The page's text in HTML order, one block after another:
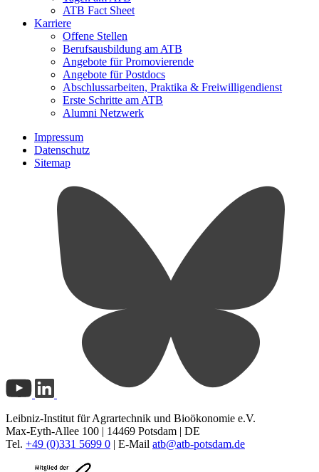
ATB Fact Sheet
Karriere
Offene Stellen
Berufsausbildung am ATB
Angebote für Promovierende
Angebote für Postdocs
Abschlussarbeiten, Praktika & Freiwilligendienst
Erste Schritte am ATB
Alumni Netzwerk
Impressum
Datenschutz
Sitemap
Leibniz-Institut für Agrartechnik und Bioökonomie e.V.
Max-Eyth-Allee 100 | 14469 Potsdam | DE
Tel. +49 (0)331 5699 0 | E-Mail atb@atb-potsdam.de